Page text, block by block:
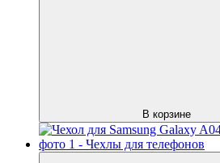
В корзине